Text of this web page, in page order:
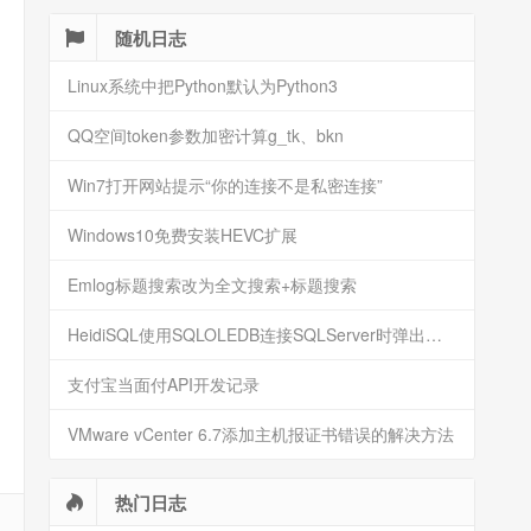
随机日志
Linux系统中把Python默认为Python3
QQ空间token参数加密计算g_tk、bkn
Win7打开网站提示“你的连接不是私密连接”
Windows10免费安装HEVC扩展
Emlog标题搜索改为全文搜索+标题搜索
HeidiSQL使用SQLOLEDB连接SQLServer时弹出安全警告
支付宝当面付API开发记录
VMware vCenter 6.7添加主机报证书错误的解决方法
热门日志